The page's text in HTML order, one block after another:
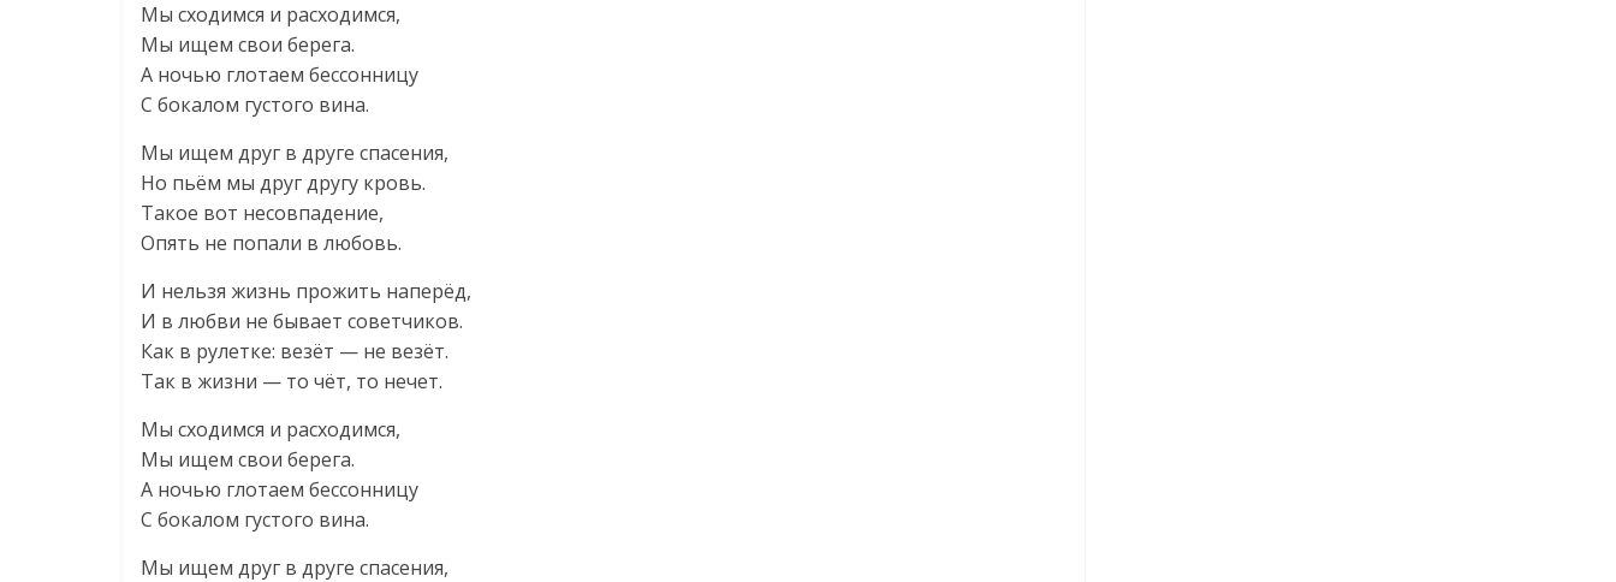
Мы сходимся и расходимся,
Мы ищем свои берега.
А ночью глотаем бессонницу
С бокалом густого вина.
Мы ищем друг в друге спасения,
Но пьём мы друг другу кровь.
Такое вот несовпадение,
Опять не попали в любовь.
И нельзя жизнь прожить наперёд,
И в любви не бывает советчиков.
Как в рулетке: везёт — не везёт.
Так в жизни — то чёт, то нечет.
Мы сходимся и расходимся,
Мы ищем свои берега.
А ночью глотаем бессонницу
С бокалом густого вина.
Мы ищем друг в друге спасения,